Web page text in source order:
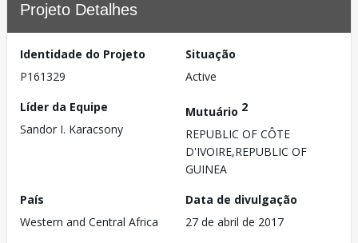
Projeto Detalhes
Identidade do Projeto
P161329
Situação
Active
Líder da Equipe
Sandor I. Karacsony
Mutuário 2
REPUBLIC OF CÔTE
D'IVOIRE,REPUBLIC OF
GUINEA
País
Western and Central Africa
Data de divulgação
27 de abril de 2017